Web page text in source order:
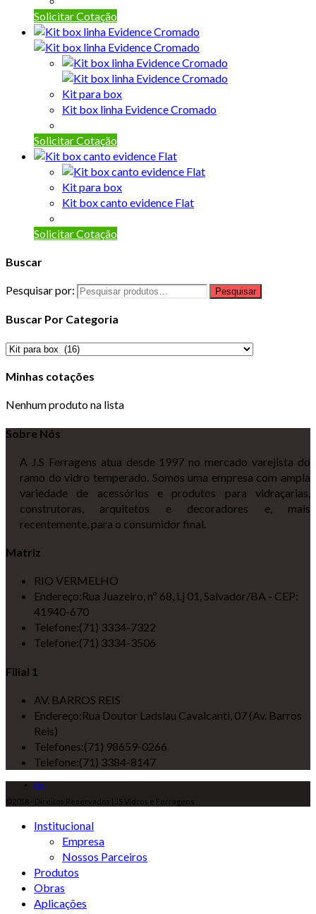
Solicitar Cotação
Kit para box
Kit box linha Evidence Cromado
Solicitar Cotação
Kit para box
Kit box canto evidence Flat
Solicitar Cotação
Buscar
Pesquisar por: Pesquisar
Buscar Por Categoria
Minhas cotações
Nenhum produto na lista
Sobre Nós
A J.S Ferragens atua desde 1997 no mercado varejista do
ramo do vidro temperado. Somos uma empresa com ampla
variedade de acessórios e produtos para vidraçarias,
construtoras, arquitetos e decoradores e, mais
recentemente, para o consumidor final.
Matriz
RIO VERMELHO
Endereço:Rua Juazeiro, nº 68, Lj 01, Salvador/BA - CEP:
41940-670
Telefone:(71) 3334-7322
Telefone:(71) 3334-3506
Filial 1
AV. BARROS REIS
Endereço:Rua Doutor Ladslau Cavalcanti, 07 (Av. Barros
Reis)
Telefones:(71) 98659-0266
Telefone:(71) 3384-8147
Owl
©2018 - Direitos Reservados | JS Vidros e Ferragens
Institucional
Empresa
Nossos Parceiros
Produtos
Obras
Aplicações